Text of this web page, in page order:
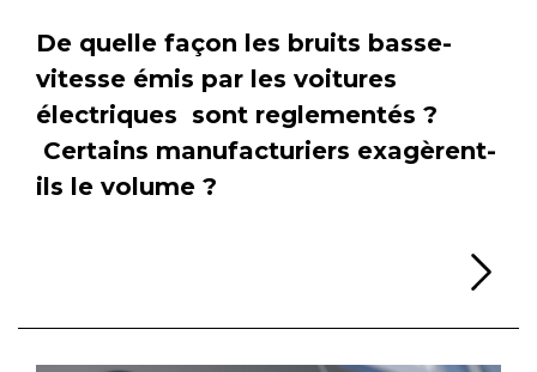
De quelle façon les bruits basse-
vitesse émis par les voitures
électriques sont reglementés ?
Certains manufacturiers exagèrent-
ils le volume ?